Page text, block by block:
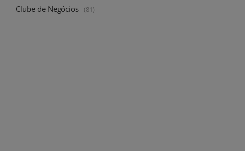
Clube de Negócios (81)